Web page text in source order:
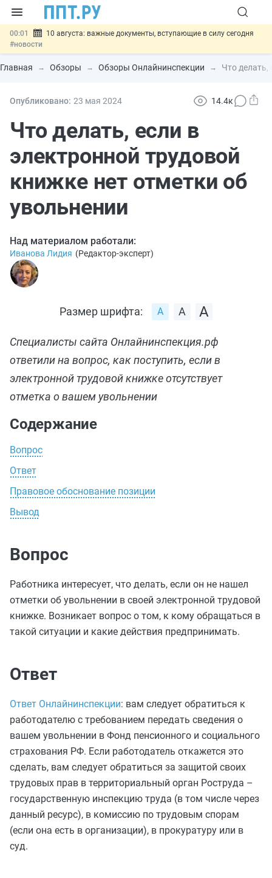
00:01
10 августа: важные документы, вступающие в силу сегодня
#новости
07.08 Подписан закон о блокировке продажи опасных товаров через
«Честный знак»#новости
07.08 Госпошлину за устранение ошибок в документах предлагают
07.08
отношений
#новости
Главная Обзоры Обзоры Онлайнинспекции Что делать,
Опубликовано: 23 мая 2024 14.4к
Что делать, если в
электронной трудовой
книжке нет отметки об
увольнении
Над материалом работали:
Иванова Лидия (Редактор-эксперт)
Размер шрифта:
Специалисты сайта Онлайнинспекция.рф
ответили на вопрос, как поступить, если в
электронной трудовой книжке отсутствует
отметка о вашем увольнении
Содержание
Вопрос
Ответ
Правовое обоснование позиции
Вывод
Вопрос
Работника интересует, что делать, если он не нашел
отметки об увольнении в своей электронной трудовой
книжке. Возникает вопрос о том, к кому обращаться в
такой ситуации и какие действия предпринимать.
Ответ
Ответ Онлайнинспекции: вам следует обратиться к
работодателю с требованием передать сведения о
вашем увольнении в Фонд пенсионного и социального
страхования РФ. Если работодатель откажется это
сделать, вам следует обратиться за защитой своих
трудовых прав в территориальный орган Роструда –
государственную инспекцию труда (в том числе через
данный ресурс), в комиссию по трудовым спорам
(если она есть в организации), в прокуратуру или в
суд.